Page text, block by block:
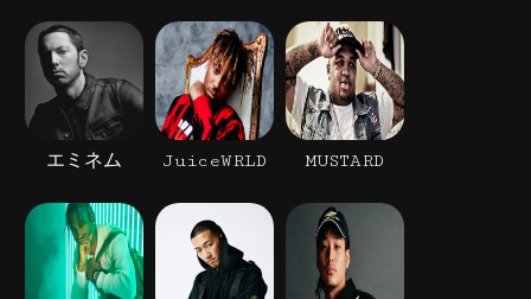
エミネム JuiceWRLD MUSTARD